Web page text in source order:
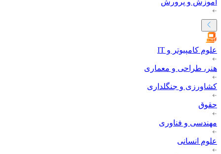
علوم کامپیوتر و IT
هنر، طراحی و معماری
کشاورزی و جنگلداری
حقوق
مهندسی و فناوری
علوم انسانی